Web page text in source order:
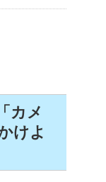
カメ
けよ